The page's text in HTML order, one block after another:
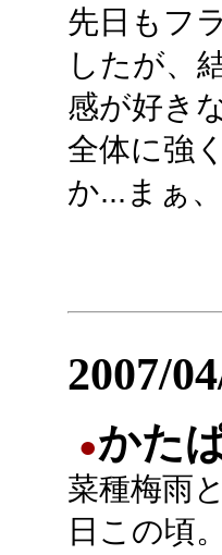
先日もフ
したが、
感が好き
全体に強
か...まぁ
2007/
●かた
菜種梅雨
日この頃